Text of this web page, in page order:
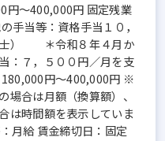
円〜400,000円 固定残業
手当等：資格手当１０，
士） ＊令和８年４月か
７，５００円／月を支
円～400,000円 ※
場合は月額（換算額）、
は時間額を表示していま
月給 賃金締切日：固定